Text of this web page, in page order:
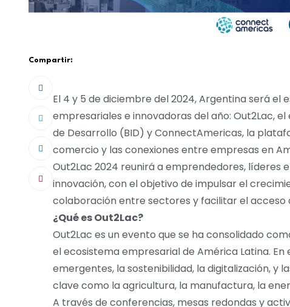
Compartir:
El 4 y 5 de diciembre del 2024, Argentina será el
empresariales e innovadoras del año: Out2Lac,
de Desarrollo (BID) y ConnectAmericas, la
comercio y las conexiones entre empresas en
Out2Lac 2024 reunirá a emprendedores, líderes
innovación, con el objetivo de impulsar el
colaboración entre sectores y facilitar el acceso
¿Qué es Out2Lac?
Out2Lac es un evento que se ha consolidado
el ecosistema empresarial de América Latina.
emergentes, la sostenibilidad, la digitalización, y
clave como la agricultura, la manufactura, la
A través de conferencias, mesas redondas y